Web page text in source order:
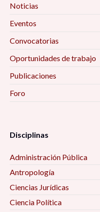
Noticias
Eventos
Convocatorias
Oportunidades de trabajo
Publicaciones
Foro
Disciplinas
Administración Pública
Antropología
Ciencias Jurídicas
Ciencia Política